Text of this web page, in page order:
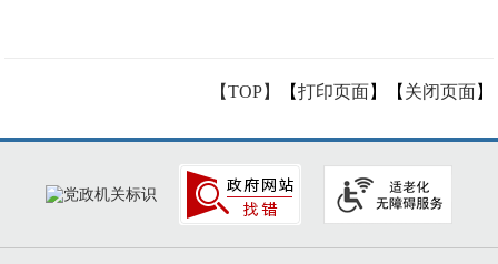
【TOP】 【打印页面】【 关闭页面】